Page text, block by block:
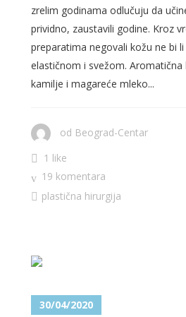
zrelim godinama odlučuju da
prividno, zaustavili godine. Kroz
preparatima negovali kožu ne bi
elastičnom i svežom. Aromatična
kamilje i magareće mleko...
od Beograd-Centar
1 like
19 komentara
plastična hirurgija
30/04/2020